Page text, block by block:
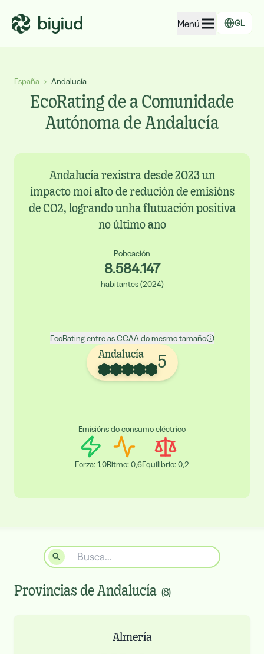
Menú
Para xente
Para administracións
Para empresas
GL
España › Andalucía
EcoRating de a Comunidade
Autónoma de Andalucía
Andalucía rexistra desde 2023 un
impacto moi alto de redución de emisións
de CO2, logrando unha flutuación positiva
no último ano
Poboación
8.584.147
habitantes(2024)
EcoRating entre as CCAA do mesmo tamaño
Andalucía
5
Emisións do consumo eléctrico
Forza:1,0Ritmo:0,6Equilibrio:0,2
Provincias de Andalucía (8)
Almería